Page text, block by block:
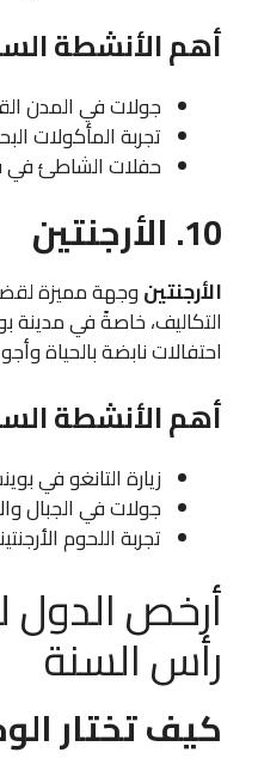
أهم الأنشطة
جولات في المدن
تجربة المأكولات
حفلات الشاطئ في
10. الأرجنتين
الأرجنتينوجهة مميزة
التكاليف، خاصةً في
احتفالات نابضة بالحياة
أهم الأنشطة
زيارة التانغو في
جولات في الجبال
تجربة اللحوم
أرخص
رأس السنة
كيف تختار